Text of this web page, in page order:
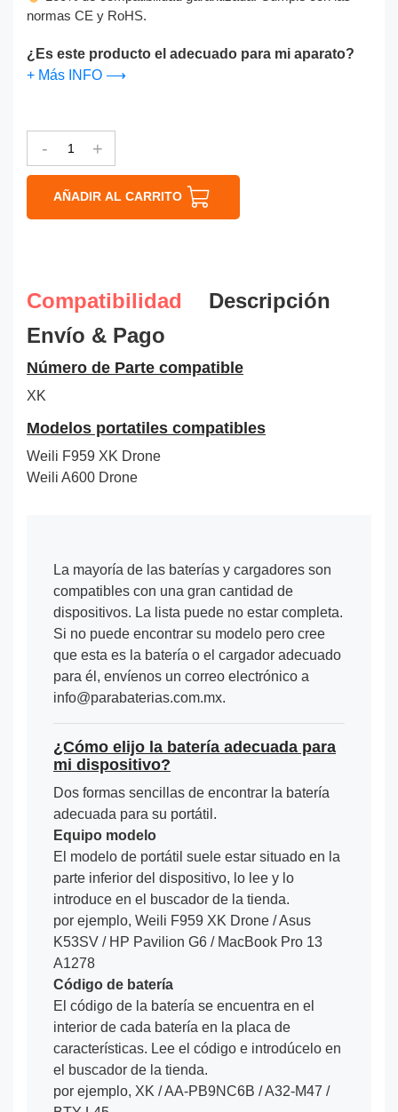
normas CE y RoHS.
¿Es este producto el adecuado para mi aparato?
+ Más INFO ⟶
- +
AÑADIR AL CARRITO
Compatibilidad
Descripción
Envío & Pago
Número de Parte compatible
XK
Modelos portatiles compatibles
Weili F959 XK Drone
Weili A600 Drone
La mayoría de las baterías y cargadores son
compatibles con una gran cantidad de
dispositivos. La lista puede no estar completa.
Si no puede encontrar su modelo pero cree
que esta es la batería o el cargador adecuado
para él, envíenos un correo electrónico a
info@parabaterias.com.mx.
¿Cómo elijo la batería adecuada para
mi dispositivo?
Dos formas sencillas de encontrar la batería
adecuada para su portátil.
Equipo modelo
El modelo de portátil suele estar situado en la
parte inferior del dispositivo, lo lee y lo
introduce en el buscador de la tienda.
por ejemplo, Weili F959 XK Drone / Asus
K53SV / HP Pavilion G6 / MacBook Pro 13
A1278
Código de batería
El código de la batería se encuentra en el
interior de cada batería en la placa de
características. Lee el código e introdúcelo en
el buscador de la tienda.
por ejemplo, XK / AA-PB9NC6B / A32-M47 /